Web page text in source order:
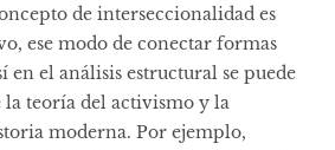
de interseccionalidad es
ese modo de conectar formas
en el análisis estructural se puede
la teoría del activismo y la
moderna. Por ejemplo,